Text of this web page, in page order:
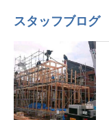
スタッフブログ